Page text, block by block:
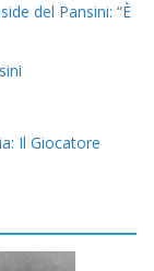
del Pansini: “È
Il Giocatore